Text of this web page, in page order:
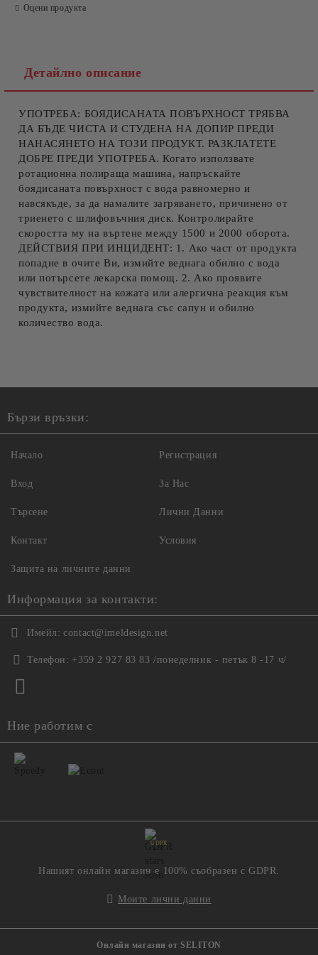
Оцени продукта
Детайлно описание
УПОТРЕБА: БОЯДИСАНАТА ПОВЪРХНОСТ ТРЯБВА
ДА БЪДЕ ЧИСТА И СТУДЕНА НА ДОПИР ПРЕДИ
НАНАСЯНЕТО НА ТОЗИ ПРОДУКТ. РАЗКЛАТЕТЕ
ДОБРЕ ПРЕДИ УПОТРЕБА. Когато използвате
ротационна полираща машина, напръскайте
боядисаната повърхност с вода равномерно и
навсякъде, за да намалите загряването, причинено от
триенето с шлифовъчния диск. Контролирайте
скоростта му на въртене между 1500 и 2000 оборота.
ДЕЙСТВИЯ ПРИ ИНЦИДЕНТ: 1. Ако част от продукта
попадне в очите Ви, измийте веднага обилно с вода
или потърсете лекарска помощ. 2. Ако проявите
чувствителност на кожата или алергична реакция към
продукта, измийте веднага със сапун и обилно
количество вода.
Бързи връзки:
Начало
Вход
Търсене
Контакт
Регистрация
За Нас
Лични Данни
Условия
Защита на личните данни
Информация за контакти:
Имейл: contact@imeldesign.net
Телефон: +359 2 927 83 83 /понеделник - петък 8 -17 ч/
Ние работим с
GDPR
Нашият онлайн магазин е 100% съобразен с GDPR.
Моите лични данни
Онлайн магазин от SELITON